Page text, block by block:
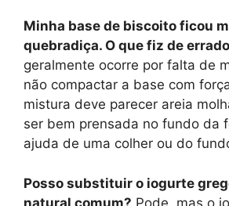
Minha base de biscoito ficou
quebradiça. O que fiz de
geralmente ocorre por falta de
não compactar a base com
mistura deve parecer areia
ser bem prensada no fundo da
ajuda de uma colher ou do
Posso substituir o iogurte
natural comum? Pode, mas o